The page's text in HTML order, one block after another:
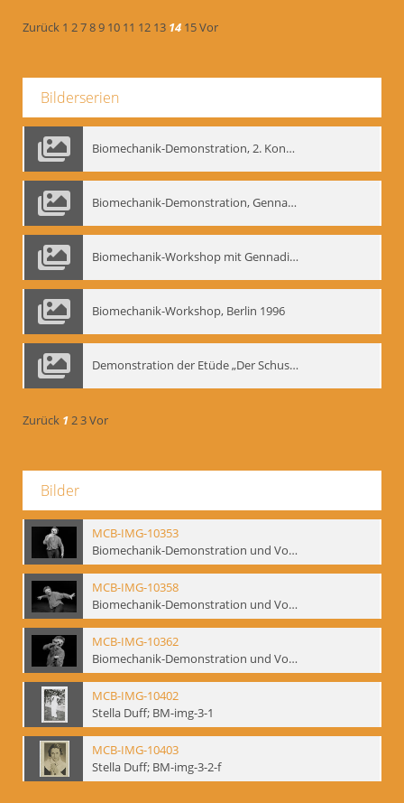
Zurück 1 2789 10 11 12 13 14 15Vor
Bilderserien
Biomechanik-Demonstration, 2. Kongress der EMF, Mai 1995
Biomechanik-Demonstration, Gennadij Bogdanow im Berliner Ensemble, 04.10.1991
Biomechanik-Workshop mit Gennadij Nikolajewitsch Bogdanow im Mime Centrum Berlin, 1991
Biomechanik-Workshop, Berlin 1996
Demonstration der Etüde „Der Schuss mit dem Bogen“ durch Gennadij Nikolajewitsch Bogdanow, Berlin 1991
Zurück 123Vor
Bilder
MCB-IMG-10353
Biomechanik-Demonstration und Vortrag, Berliner Ensemble, 04.10.1991
MCB-IMG-10358
Biomechanik-Demonstration und Vortrag, Berliner Ensemble, 04.10.1991
MCB-IMG-10362
Biomechanik-Demonstration und Vortrag, Berliner Ensemble, 04.10.1991
MCB-IMG-10402
Stella Duff; BM-img-3-1
MCB-IMG-10403
Stella Duff; BM-img-3-2-f